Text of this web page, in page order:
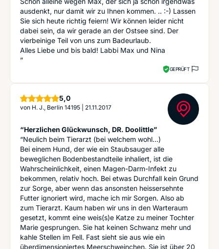
ausdenkt, nur damit wir zu Ihnen kommen. .. :-) Lassen
Sie sich heute richtig feiern! Wir können leider nicht
dabei sein, da wir gerade an der Ostsee sind. Der
vierbeinige Teil von uns zum Badeurlaub.
Alles Liebe und bis bald! Labbi Max und Nina
”
GEPRÜFT
5,0Sterne
von H. J., Berlin 14195 21.11.2017
“Herzlichen Glückwunsch, DR. Doolittle”
“Neulich beim Tierarzt (bei welchem wohl...)
Bei einem Hund, der wie ein Staubsauger alle
beweglichen Bodenbestandteile inhaliert, ist die
Wahrscheinlichkeit, einen Magen-Darm-Infekt zu
bekommen, relativ hoch. Bei etwas Durchfall kein Grund
zur Sorge, aber wenn das ansonsten heissersehnte
Futter ignoriert wird, mache ich mir Sorgen. Also ab
zum Tierarzt. Kaum haben wir uns in den Warteraum
gesetzt, kommt eine weis(s)e Katze zu meiner Tochter
Marie gesprungen. Sie hat keinen Schwanz mehr und
kahle Stellen im Fell. Fast sieht sie aus wie ein
überdimensioniertes Meerschweinchen. Sie ist über 20